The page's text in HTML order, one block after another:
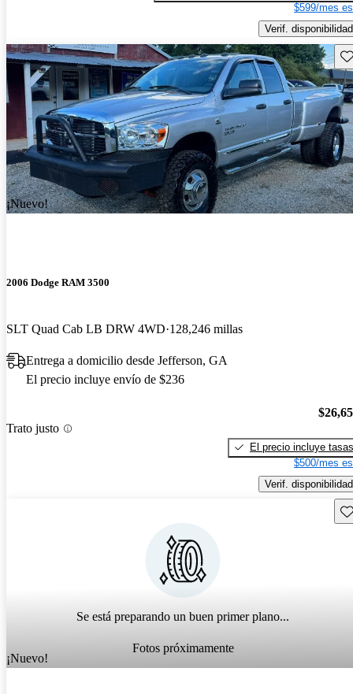
$599/mes
Verif. disponibilidad
¡Nuevo!
2006 Dodge RAM 3500
SLT Quad Cab LB DRW 4WD 128,246 millas
Entrega a domicilio desde Jefferson, GA
El precio incluye envío de $236
Trato justo
El precio incluye tasas
$500/mes
Verif. disponibilidad
Se está preparando un buen primer plano...
Fotos próximamente
¡Nuevo!